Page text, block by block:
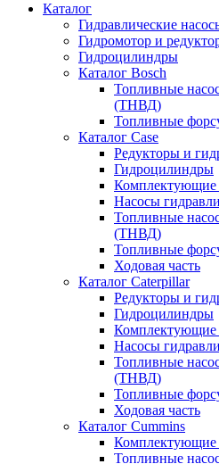
Каталог
Гидравлические
Гидромотор и
Гидроцилиндры
Каталог Bosch
Топливные
(ТНВД)
Топливные
Каталог Case
Редукторы и
Гидроцилиндры
Комплектующие
Насосы
Топливные
(ТНВД)
Топливные
Ходовая часть
Каталог Caterpillar
Редукторы и
Гидроцилиндры
Комплектующие
Насосы
Топливные
(ТНВД)
Топливные
Ходовая часть
Каталог Cummins
Комплектующие
Топливные